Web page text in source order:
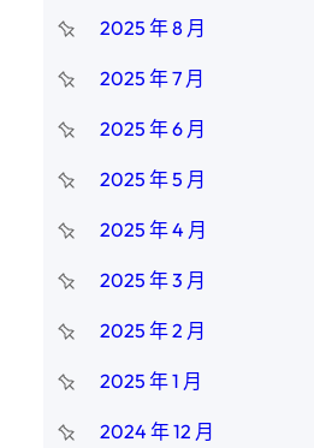
2025 年 8 月
2025 年 7 月
2025 年 6 月
2025 年 5 月
2025 年 4 月
2025 年 3 月
2025 年 2 月
2025 年 1 月
2024 年 12 月